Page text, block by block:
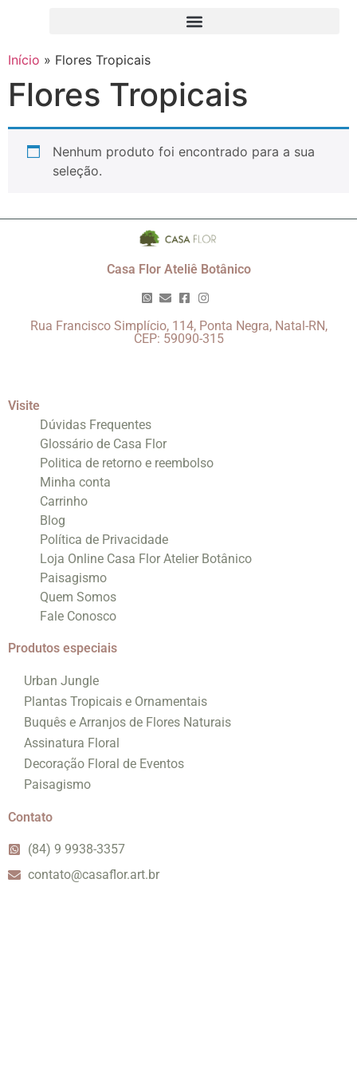
Início » Flores Tropicais
Flores Tropicais
Nenhum produto foi encontrado para a sua
seleção.
Casa Flor Ateliê Botânico
Rua Francisco Simplício, 114, Ponta Negra, Natal-RN,
CEP: 59090-315
Visite
Dúvidas Frequentes
Glossário de Casa Flor
Politica de retorno e reembolso
Minha conta
Carrinho
Blog
Política de Privacidade
Loja Online Casa Flor Atelier Botânico
Paisagismo
Quem Somos
Fale Conosco
Produtos especiais
Urban Jungle
Plantas Tropicais e Ornamentais
Buquês e Arranjos de Flores Naturais
Assinatura Floral
Decoração Floral de Eventos
Paisagismo
Contato
(84) 9 9938-3357
contato@casaflor.art.br